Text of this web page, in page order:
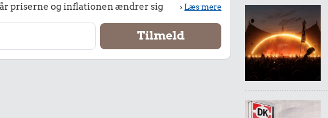
priserne og inflationen ændrer sig ›Læs mere